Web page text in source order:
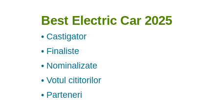
Best Electric Car 2025
• Castigator
• Finaliste
• Nominalizate
• Votul cititorilor
• Parteneri